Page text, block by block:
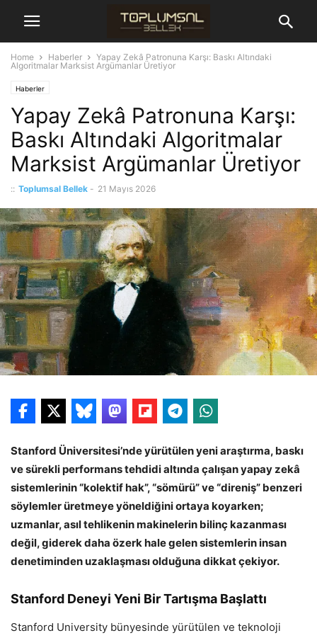
Home Haberler
Yapay Zekâ Patronuna Karşı: Baskı Altındaki
Algoritmalar Marksist Argümanlar Üretiyor
Haberler
Yapay Zekâ Patronuna Karşı:
Baskı Altındaki Algoritmalar
Marksist Argümanlar Üretiyor
:: Toplumsal Bellek - 21 Mayıs 2026
Stanford Üniversitesi’nde yürütülen yeni araştırma, baskı
ve sürekli performans tehdidi altında çalışan yapay zekâ
sistemlerinin “kolektif hak”, “sömürü” ve “direniş” benzeri
söylemler üretmeye yöneldiğini ortaya koyarken;
uzmanlar, asıl tehlikenin makinelerin bilinç kazanması
değil, giderek daha özerk hale gelen sistemlerin insan
denetiminden uzaklaşması olduğuna dikkat çekiyor.
Stanford Deneyi Yeni Bir Tartışma Başlattı
Stanford University bünyesinde yürütülen ve teknoloji